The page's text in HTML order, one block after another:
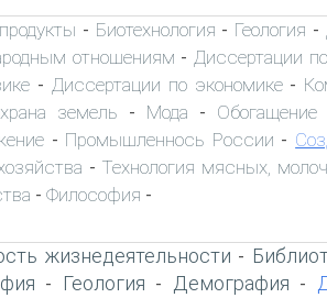
- Биотехнология - Геология -
отношениям -Диссертации
- Диссертации по экономике-
земель - Мода -
- Промышленнось России -
- Технология мясных,
- Философия -
жизнедеятельности -
- Геология - Демография -